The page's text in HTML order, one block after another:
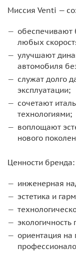
Миссия Venti —
обеспечивают
любых
улучшают
автомобиля
служат долго
эксплуатации;
сочетают
технологиями;
воплощают
нового
Ценности бренда:
инженерная
эстетика и
экологичность
ориентация на